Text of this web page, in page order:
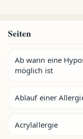
Seiten
Ab wann eine
möglich ist
Ablauf einer
Acrylallergie